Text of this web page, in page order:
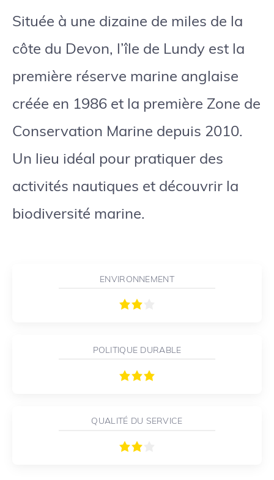
Située à une dizaine de miles de la
côte du Devon, l’île de Lundy est la
première réserve marine anglaise
créée en 1986 et la première Zone de
Conservation Marine depuis 2010.
Un lieu idéal pour pratiquer des
activités nautiques et découvrir la
biodiversité marine.
ENVIRONNEMENT
POLITIQUE DURABLE
QUALITÉ DU SERVICE